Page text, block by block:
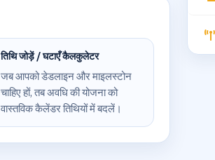
तिथि जोड़ें / घटाएँ कैलकुलेटर
जब आपको डेडलाइन और माइलस्टोन
चाहिए हों, तब अवधि की योजना को
वास्तविक कैलेंडर तिथियों में बदलें।